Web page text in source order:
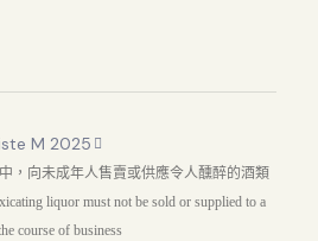
M 2025
，向未成年人售賣或供應令人醺醉的酒類
liquor must not be sold or supplied to a
course of business